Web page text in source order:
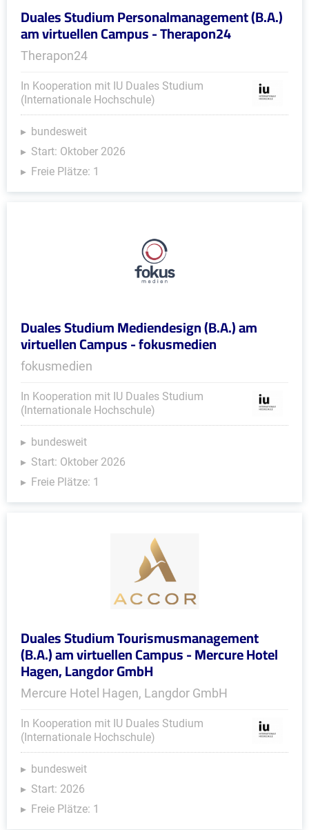
Duales Studium Personalmanagement (B.A.)
am virtuellen Campus - Therapon24
Therapon24
In Kooperation mit IU Duales Studium
(Internationale Hochschule)
bundesweit
Start: Oktober 2026
Freie Plätze: 1
Duales Studium Mediendesign (B.A.) am
virtuellen Campus - fokusmedien
fokusmedien
In Kooperation mit IU Duales Studium
(Internationale Hochschule)
bundesweit
Start: Oktober 2026
Freie Plätze: 1
Duales Studium Tourismusmanagement
(B.A.) am virtuellen Campus - Mercure Hotel
Hagen, Langdor GmbH
Mercure Hotel Hagen, Langdor GmbH
In Kooperation mit IU Duales Studium
(Internationale Hochschule)
bundesweit
Start: 2026
Freie Plätze: 1